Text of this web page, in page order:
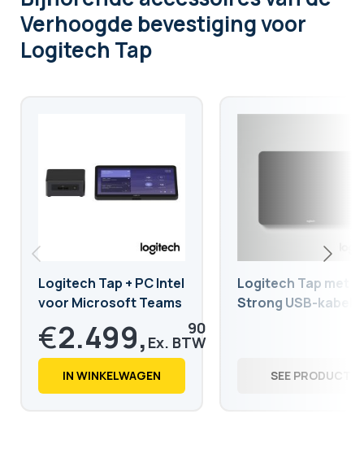
Verhoogde bevestiging voor
Logitech Tap
Logitech Tap + PC Intel
voor Microsoft Teams
Room
€2.499, 90
€ 3.024,
IN WINKELWAGEN
Logitech Tap met
Strong USB-kabel
SEE PRODUCT